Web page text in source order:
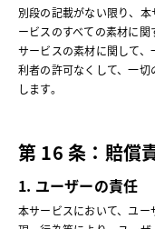
別段の記載がない限り、
ービスのすべての素材に
サービスの素材に関して
利者の許可なくして、一
します。
第 16 条：賠償
1. ユーザーの責任
本サービスにおいて、ユ